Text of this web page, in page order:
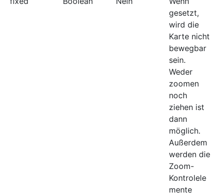
gesetzt,
wird die
Karte nicht
bewegbar
sein.
Weder
zoomen
noch
ziehen ist
dann
möglich.
Außerdem
werden die
Zoom-
Kontrolele
mente